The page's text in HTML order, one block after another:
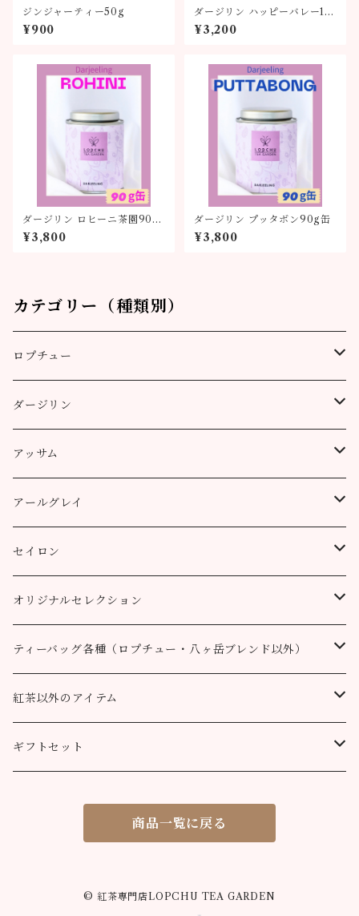
ジンジャーティー50g
¥900
ダージリン ハッピーバレー10
0g
¥3,200
ダージリン ロヒーニ茶園90g
缶
¥3,800
ダージリン プッタボン90g缶
¥3,800
カテゴリー（種類別）
ロプチュー
缶（リーフ）
ティーバッグ
3個
10個
アルミ袋（リーフ）
100g
200g
ティーポット用ティーバッグ
ダージリン
プッタボン茶園
50g
100g
ハッピーバレー茶園
50g
100g
キャッスルトン茶園
50g
100g
ロヒーニ茶園
50g
100g
アッサム
リーフ
100g
200g
CTC
100g
200g
アールグレイ
アールグレイ
100g
200g
アールグレイ・オリジナルブレンド
100g
200g
セイロン
ウバ
100g
200g
ルフナ
100g
200g
オリジナルセレクション
八ヶ岳ブレンド
ティーバッグ30個入り
ティーバッグ70個入り
オーガニック （テミ茶園）
ニルギリ（カムラージ茶園）
シナモンティー
ジンジャーティー
ティーバッグ各種（ロプチュー・八ヶ岳ブレンド以外）
ティーバッグ10個
ティーバッグ20個
紅茶以外のアイテム
カレーパウダー
米粉のスノーボールクッキー
ギフトセット
ロプチュー ティーバッグ10個×2
ティーバッグ飲み比べセット
商品一覧に戻る
© 紅茶専門店LOPCHU TEA GARDEN